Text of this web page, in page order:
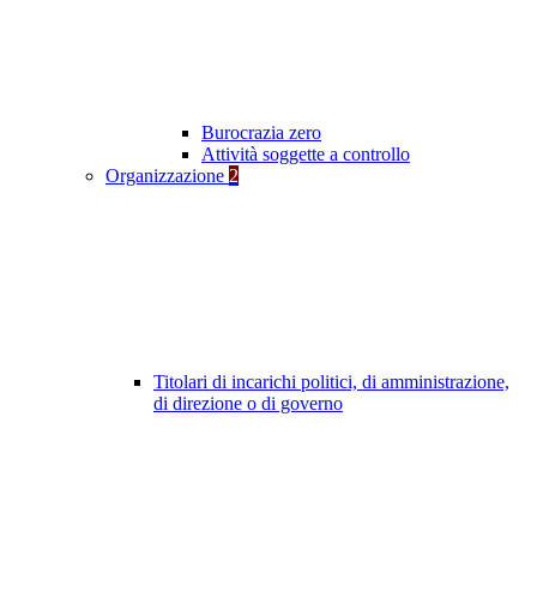
Burocrazia zero
Attività soggette a controllo
Organizzazione 2
Titolari di incarichi politici, di amministrazione,
di direzione o di governo